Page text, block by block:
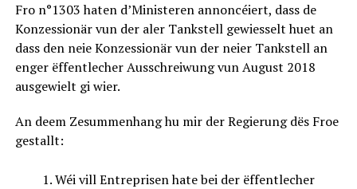
Fro n°1303 haten d’Ministeren annoncéiert, dass de
Konzessionär vun der aler Tankstell gewiesselt huet an
dass den neie Konzessionär vun der neier Tankstell an
enger ëffentlecher Ausschreiwung vun August 2018
ausgewielt gi wier.
An deem Zesummenhang hu mir der Regierung dës Froe
gestallt:
Wéi vill Entreprisen hate bei der ëffentlecher